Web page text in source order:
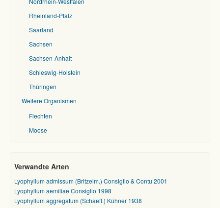
Rheinland-Pfalz
Saarland
Sachsen
Sachsen-Anhalt
Schleswig-Holstein
Thüringen
Weitere Organismen
Flechten
Moose
Verwandte Arten
Lyophyllum admissum (Britzelm.) Consiglio & Contu 2001
Lyophyllum aemiliae Consiglio 1998
Lyophyllum aggregatum (Schaeff.) Kühner 1938